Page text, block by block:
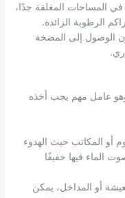
المساحات المغلقة جدًا،
الرطوبة الزائدة.
الوصول إلى المضخة
عامل مهم يجب أخذه
أو المكاتب حيث الهدوء
الماء فيها خفيفًا
أو المداخل، يمكن